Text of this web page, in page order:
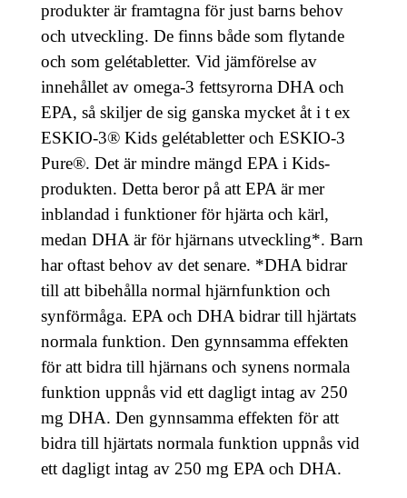
produkter är framtagna för just barns behov
och utveckling. De finns både som flytande
och som gelétabletter. Vid jämförelse av
innehållet av omega-3 fettsyrorna DHA och
EPA, så skiljer de sig ganska mycket åt i t ex
ESKIO-3® Kids gelétabletter och ESKIO-3
Pure®. Det är mindre mängd EPA i Kids-
produkten. Detta beror på att EPA är mer
inblandad i funktioner för hjärta och kärl,
medan DHA är för hjärnans utveckling*. Barn
har oftast behov av det senare. *DHA bidrar
till att bibehålla normal hjärnfunktion och
synförmåga. EPA och DHA bidrar till hjärtats
normala funktion. Den gynnsamma effekten
för att bidra till hjärnans och synens normala
funktion uppnås vid ett dagligt intag av 250
mg DHA. Den gynnsamma effekten för att
bidra till hjärtats normala funktion uppnås vid
ett dagligt intag av 250 mg EPA och DHA.